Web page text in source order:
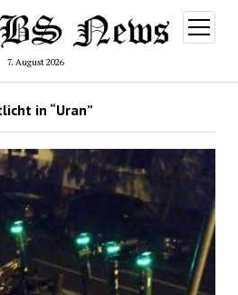
7. August 2026
Menü
öffnen
in “Uran”